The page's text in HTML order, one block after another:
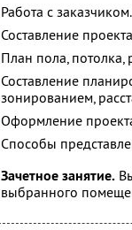
Работа с заказчиком.
Составление
План пола, потолка,
Составление
зонированием,
Оформление
Способы
Зачетное занятие.
выбранного